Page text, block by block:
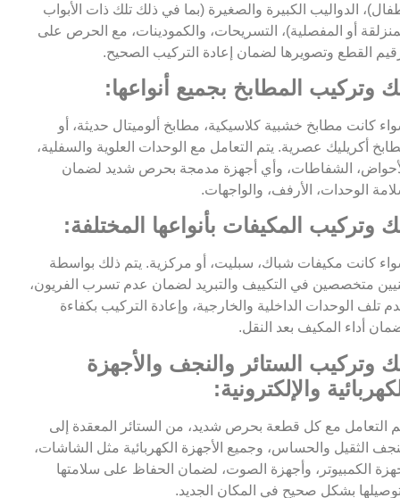
الدواليب الكبيرة والصغيرة (بما في ذلك تلك ذات الأبواب
أو المفصلية)، التسريحات، والكمودينات، مع الحرص على
القطع وتصويرها لضمان إعادة التركيب الصحيح.
وتركيب المطابخ بجميع أنواعها:
كانت مطابخ خشبية كلاسيكية، مطابخ ألوميتال حديثة، أو
أكريليك عصرية. يتم التعامل مع الوحدات العلوية والسفلية،
الشفاطات، وأي أجهزة مدمجة بحرص شديد لضمان
الوحدات، الأرفف، والواجهات.
وتركيب المكيفات بأنواعها المختلفة:
كانت مكيفات شباك، سبليت، أو مركزية. يتم ذلك بواسطة
متخصصين في التكييف والتبريد لضمان عدم تسرب الفريون،
تلف الوحدات الداخلية والخارجية، وإعادة التركيب بكفاءة
أداء المكيف بعد النقل.
وتركيب الستائر والنجف والأجهزة
والإلكترونية:
التعامل مع كل قطعة بحرص شديد، من الستائر المعقدة إلى
الثقيل والحساس، وجميع الأجهزة الكهربائية مثل الشاشات،
الكمبيوتر، وأجهزة الصوت، لضمان الحفاظ على سلامتها
بشكل صحيح في المكان الجديد.